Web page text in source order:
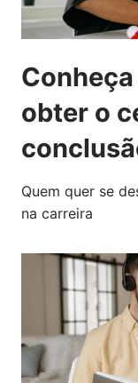
obter o
Quem quer se
na carreira